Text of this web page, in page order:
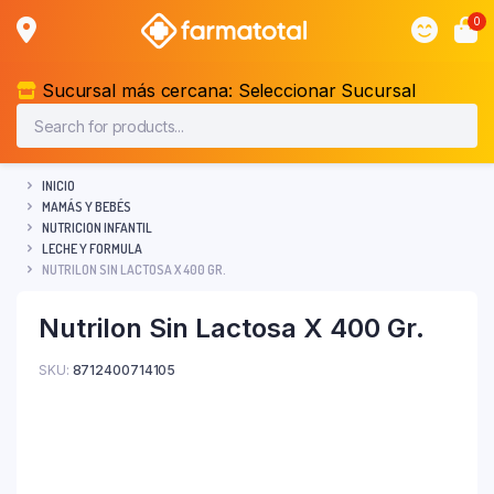
0
Sucursal más cercana: Seleccionar Sucursal
INICIO
MAMÁS Y BEBÉS
NUTRICION INFANTIL
LECHE Y FORMULA
NUTRILON SIN LACTOSA X 400 GR.
Nutrilon Sin Lactosa X 400 Gr.
SKU: 8712400714105